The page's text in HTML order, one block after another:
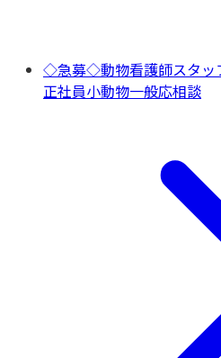
◇急募◇動物看護師スタッ
正社員小動物一般応相談